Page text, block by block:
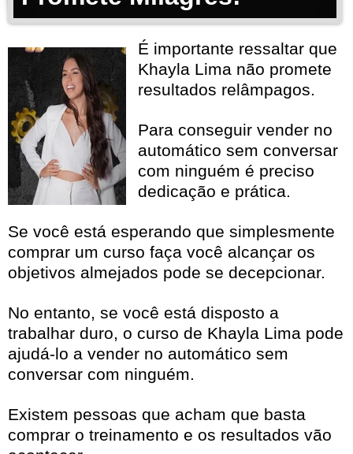
É importante ressaltar que
Khayla Lima não promete
resultados relâmpagos.
Para conseguir vender no
automático sem conversar
com ninguém é preciso
dedicação e prática.
Se você está esperando que simplesmente
comprar um curso faça você alcançar os
objetivos almejados pode se decepcionar.
No entanto, se você está disposto a
trabalhar duro, o curso de Khayla Lima pode
ajudá-lo a vender no automático sem
conversar com ninguém.
Existem pessoas que acham que basta
comprar o treinamento e os resultados vão